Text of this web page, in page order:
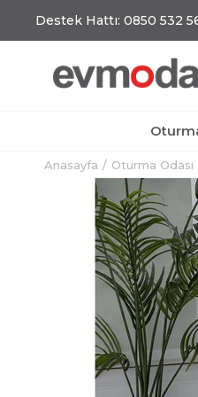
Destek Hattı: 0850 532
Anasayfa Oturma Odası